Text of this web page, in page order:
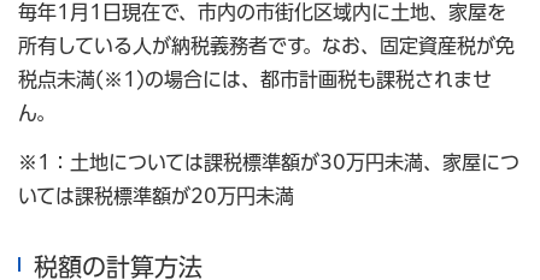
毎年1月1日現在で、市内の市街化区域内に土地、家屋を
所有している人が納税義務者です。なお、固定資産税が免
税点未満(※1)の場合には、都市計画税も課税されませ
ん。
※1：土地については課税標準額が30万円未満、家屋につ
いては課税標準額が20万円未満
税額の計算方法